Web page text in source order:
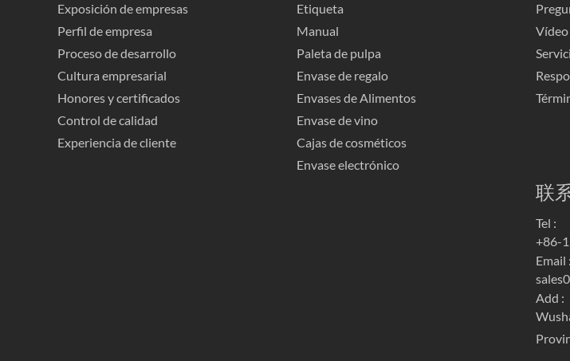
Exposición de empresas
Perfil de empresa
Proceso de desarrollo
Cultura empresarial
Honores y certificados
Control de calidad
Experiencia de cliente
Etiqueta
Manual
Paleta de pulpa
Envase de regalo
Envases de Alimentos
Envase de vino
Cajas de cosméticos
Envase electrónico
Vídeo
联
Tel :
+86-
Email :
Add :